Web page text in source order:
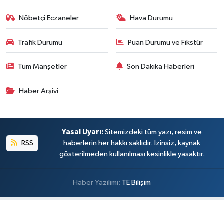
Nöbetçi Eczaneler Hava Durumu
Trafik Durumu Puan Durumu ve Fikstür
Tüm Manşetler Son Dakika Haberleri
Haber Arşivi
RSS
Yasal Uyarı: Sitemizdeki tüm yazı, resim ve
haberlerin her hakkı saklıdır. İzinsiz, kaynak
gösterilmeden kullanılması kesinlikle yasaktır.
Haber Yazılımı: TE Bilişim